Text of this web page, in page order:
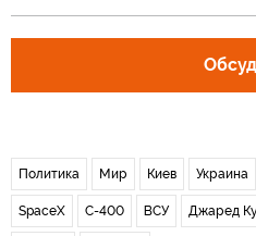
Политика Мир Киев Украина
SpaceX С-400 ВСУ Джаред